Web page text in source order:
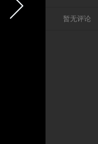
暂无评论